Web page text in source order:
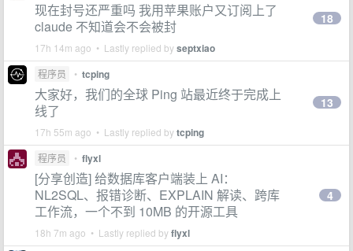
现在封号还严重吗 我用苹果账户又订阅上了
claude 不知道会不会被封
17h 14m ago • Lastly replied byseptxiao
18
程序员 • tcping
大家好，我们的全球 Ping 站最近终于完成上
线了
17h 55m ago • Lastly replied bytcping
13
程序员 • flyxl
[分享创造] 给数据库客户端装上 AI：
NL2SQL、报错诊断、EXPLAIN 解读、跨库
工作流，一个不到 10MB 的开源工具
18h 7m ago • Lastly replied byflyxl
4